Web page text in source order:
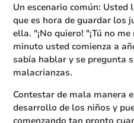
Un escenario común: Usted
que es hora de guardar los
ella. "¡No quiero! "¡Tú no
minuto usted comienza a
sabía hablar y se pregunta
malacrianzas.
Contestar de mala manera
desarrollo de los niños y
comenzando tan pronto